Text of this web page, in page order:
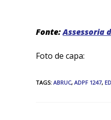
Fonte:Assessoria
Foto de capa:
TAGS: ABRUC, ADPF 1247,